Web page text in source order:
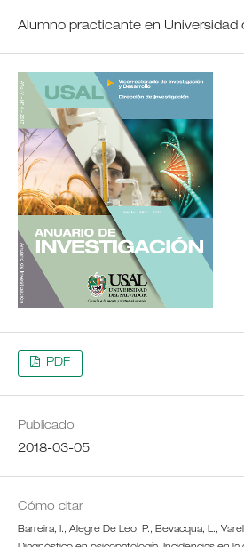
Alumno practicante en Universidad
PDF
Publicado
2018-03-05
Cómo citar
Barreira, I., Alegre De Leo, P., Bevacqua, L.,